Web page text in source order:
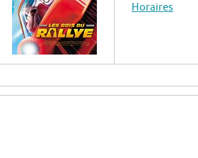
Horaires